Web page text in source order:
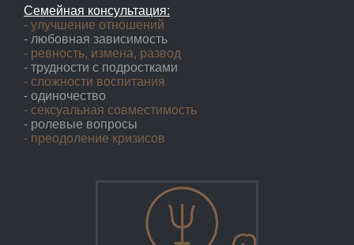
Семейная консультация:
- улучшение отношений
- любовная зависимость
- ревность, измена, развод
- трудности с подростками
- сложности воспитания
- одиночество
- сексуальная совместимость
- ролевые вопросы
- преодоление кризисов